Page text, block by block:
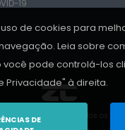
19
2013-2026. Todos os
de cookies para
Leia sobre
você pode controlá-los
Privacidade" à direita.
DE